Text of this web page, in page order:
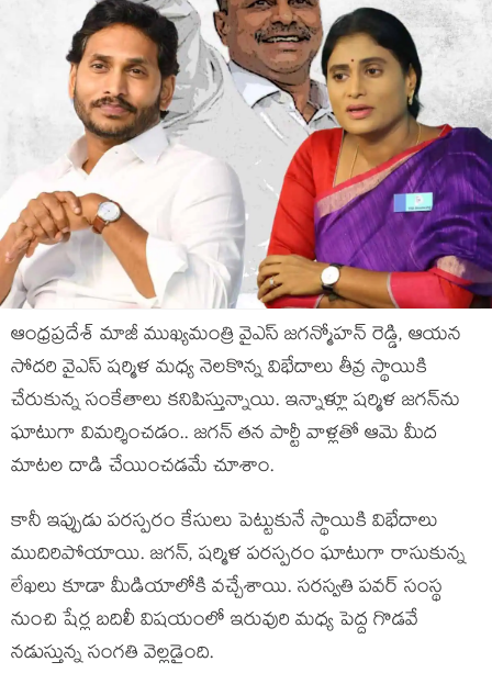
ఆంధ్రప్రదేశ్ మాజీ ముఖ్యమంత్రి వైఎస్ జగన్మోహన్ రెడ్డి, ఆయన
సోదరి వైఎస్ షర్మిళ మధ్య నెలకొన్న విభేదాలు తీవ్ర స్థాయికి
చేరుకున్న సంకేతాలు కనిపిస్తున్నాయి. ఇన్నాళ్లూ షర్మిళ జగన్‌ను
ఘాటుగా విమర్శించడం.. జగన్ తన పార్టీ వాళ్లతో ఆమె మీద
మాటల దాడి చేయించడమే చూశాం.
కానీ ఇప్పుడు పరస్పరం కేసులు పెట్టుకునే స్థాయికి విభేదాలు
ముదిరిపోయాయి. జగన్, షర్మిళ పరస్పరం ఘాటుగా రాసుకున్న
లేఖలు కూడా మీడియాలోకి వచ్చేశాయి. సరస్వతి పవర్‌ సంస్థ
నుంచి షేర్ల బదిలీ విషయంలో ఇరువురి మధ్య పెద్ద గొడవే
నడుస్తున్న సంగతి వెల్లడైంది.